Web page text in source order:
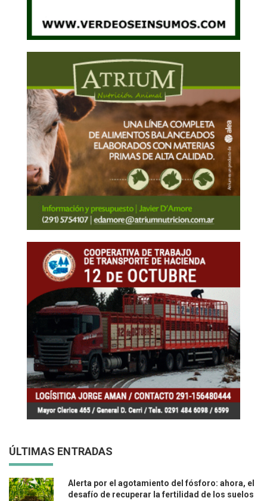
ÚLTIMAS ENTRADAS
Alerta por el agotamiento del fósforo: ahora, el
desafío de recuperar la fertilidad de los suelos